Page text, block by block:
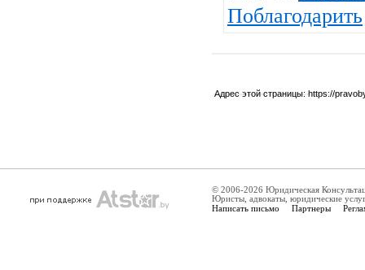
Поблагодарить
Адрес этой страницы: https://
© 2006-2026 Юридическая
Юристы, адвокаты, юридические
Написать письмо Партнеры